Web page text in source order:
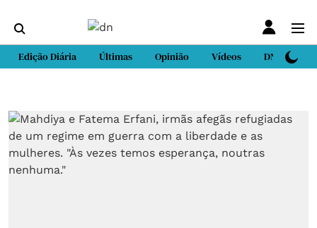
Edição Diária Últimas Opinião Vídeos DN Sport